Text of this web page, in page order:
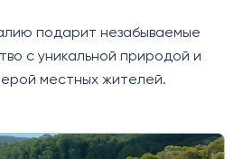
подарит незабываемые
с уникальной природой и
местных жителей.